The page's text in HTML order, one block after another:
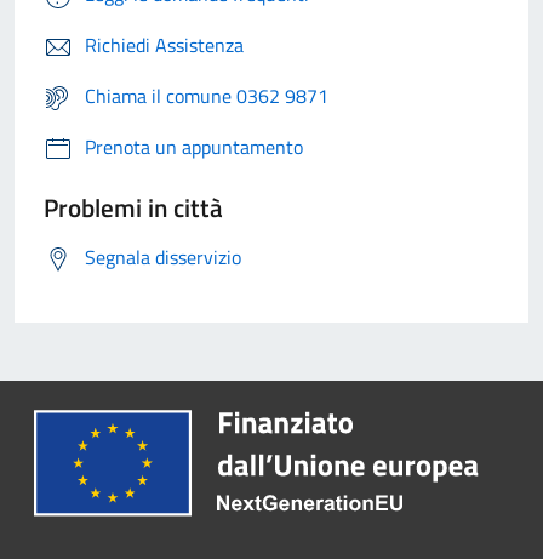
Richiedi Assistenza
Chiama il comune 0362 9871
Prenota un appuntamento
Problemi in città
Segnala disservizio